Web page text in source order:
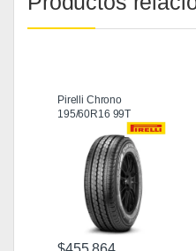
Pirelli Chrono
195/60R16 99T